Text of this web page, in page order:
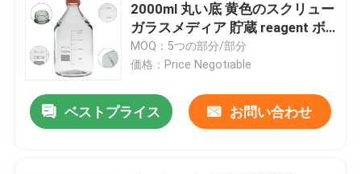
2000ml 丸い底 黄色のスクリュー
ガラスメディア 貯蔵 reagent ボ
トル
MOQ：5つの部分/部分
価格：Price Negotiable
ベストプライス お問い合わせ